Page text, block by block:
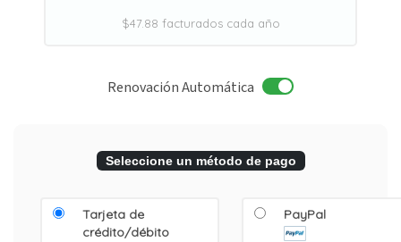
$47.88 facturados cada año
Renovación Automática
Seleccione un método de pago
Tarjeta de
crédito/débito
PayPal